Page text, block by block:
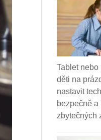
Tablet nebo
děti na
nastavit
bezpečně a
zbytečných